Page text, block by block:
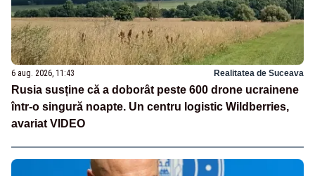
6 aug. 2026, 11:43 Realitatea de Suceava
Rusia susține că a doborât peste 600 drone ucrainene
într-o singură noapte. Un centru logistic Wildberries,
avariat VIDEO